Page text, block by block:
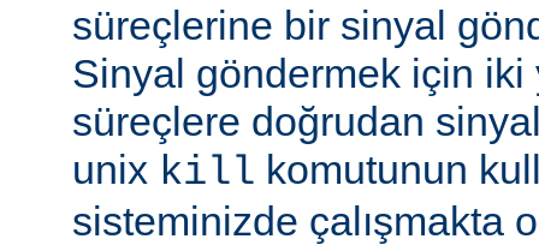
süreçlerine bir sinyal
Sinyal göndermek için iki
süreçlere doğrudan
unix kill komutunun
sisteminizde çalışmakta